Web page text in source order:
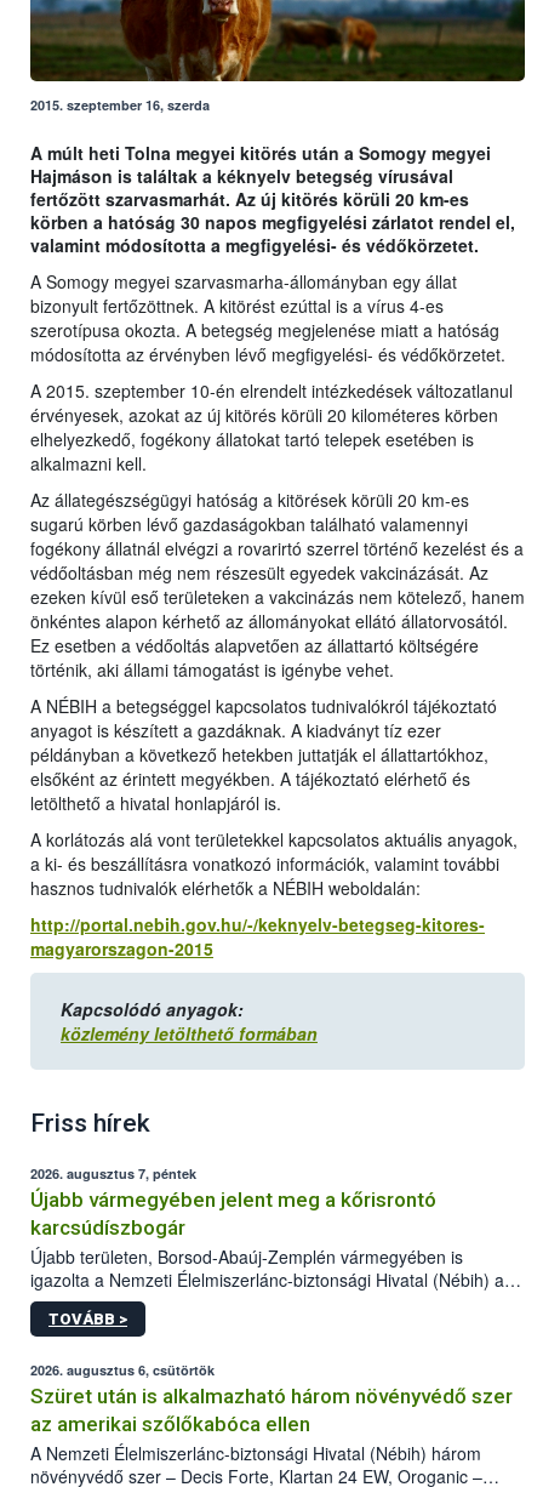
2015. szeptember 16, szerda
A múlt heti Tolna megyei kitörés után a Somogy megyei
Hajmáson is találtak a kéknyelv betegség vírusával
fertőzött szarvasmarhát. Az új kitörés körüli 20 km-es
körben a hatóság 30 napos megfigyelési zárlatot rendel el,
valamint módosította a megfigyelési- és védőkörzetet.
A Somogy megyei szarvasmarha-állományban egy állat
bizonyult fertőzöttnek. A kitörést ezúttal is a vírus 4-es
szerotípusa okozta. A betegség megjelenése miatt a hatóság
módosította az érvényben lévő megfigyelési- és védőkörzetet.
A 2015. szeptember 10-én elrendelt intézkedések változatlanul
érvényesek, azokat az új kitörés körüli 20 kilométeres körben
elhelyezkedő, fogékony állatokat tartó telepek esetében is
alkalmazni kell.
Az állategészségügyi hatóság a kitörések körüli 20 km-es
sugarú körben lévő gazdaságokban található valamennyi
fogékony állatnál elvégzi a rovarirtó szerrel történő kezelést és a
védőoltásban még nem részesült egyedek vakcinázását. Az
ezeken kívül eső területeken a vakcinázás nem kötelező, hanem
önkéntes alapon kérhető az állományokat ellátó állatorvosától.
Ez esetben a védőoltás alapvetően az állattartó költségére
történik, aki állami támogatást is igénybe vehet.
A NÉBIH a betegséggel kapcsolatos tudnivalókról tájékoztató
anyagot is készített a gazdáknak. A kiadványt tíz ezer
példányban a következő hetekben juttatják el állattartókhoz,
elsőként az érintett megyékben. A tájékoztató elérhető és
letölthető a hivatal honlapjáról is.
A korlátozás alá vont területekkel kapcsolatos aktuális anyagok,
a ki- és beszállításra vonatkozó információk, valamint további
hasznos tudnivalók elérhetők a NÉBIH weboldalán:
http://portal.nebih.gov.hu/-/keknyelv-betegseg-kitores-
magyarorszagon-2015
Kapcsolódó anyagok:
közlemény letölthető formában
Friss hírek
2026. augusztus 7, péntek
Újabb vármegyében jelent meg a kőrisrontó
karcsúdíszbogár
Újabb területen, Borsod-Abaúj-Zemplén vármegyében is
igazolta a Nemzeti Élelmiszerlánc-biztonsági Hivatal (Nébih) a
kőrisrontó karcsúdíszbogár (Agrilus planipennis) jelenlétét. A
kártevőt nem csak színcsapdában találták meg, de már fertőzött
az intenzív felderítést, emellett az intézkedéseket a szlovák
hatósággal is összehangolják a terjedés megállítása érdekében.
TOVÁBB >
2026. augusztus 6, csütörtök
Szüret után is alkalmazható három növényvédő szer
az amerikai szőlőkabóca ellen
A Nemzeti Élelmiszerlánc-biztonsági Hivatal (Nébih) három
növényvédő szer – Decis Forte, Klartan 24 EW, Oroganic –